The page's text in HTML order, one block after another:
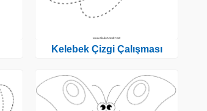
Kelebek Çizgi Çalışması